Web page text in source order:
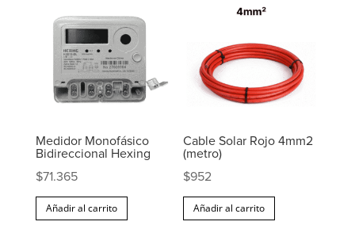
Medidor Monofásico
Bidireccional Hexing
$71.365
Añadir al carrito
Cable Solar Rojo 4mm2
(metro)
$952
Añadir al carrito